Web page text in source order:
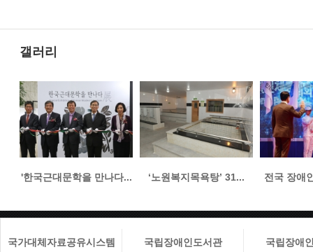
갤러리
'한국근대문학을 만나다... ‘노원복지목욕탕’ 31... 전국 장애
국가대체자료공유시스템 국립장애인도서관 국립장애